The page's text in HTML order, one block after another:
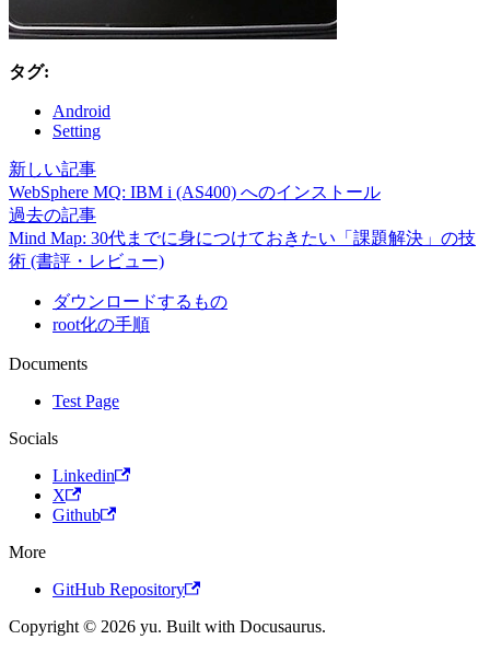
タグ:
Android
Setting
新しい記事
WebSphere MQ: IBM i (AS400) へのインストール
過去の記事
Mind Map: 30代までに身につけておきたい「課題解決」の技
術 (書評・レビュー)
ダウンロードするもの
root化の手順
Documents
Test Page
Socials
Linkedin
X
Github
More
GitHub Repository
Copyright © 2026 yu. Built with Docusaurus.